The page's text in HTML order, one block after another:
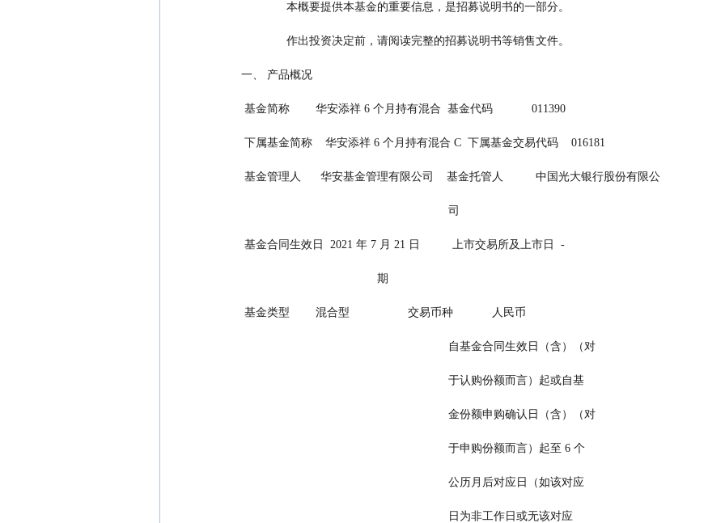
              本概要提供本基金的重要信息，是招募说明书的一部分。
              作出投资决定前，请阅读完整的招募说明书等销售文件。
一、 产品概况
基金简称        华安添祥 6 个月持有混合  基金代码            011390
下属基金简称    华安添祥 6 个月持有混合 C  下属基金交易代码    016181
基金管理人      华安基金管理有限公司    基金托管人          中国光大银行股份有限公
                                                                司
基金合同生效日  2021 年 7 月 21 日          上市交易所及上市日  -
                                          期
基金类型        混合型                  交易币种            人民币
                                                                自基金合同生效日（含）（对
                                                                于认购份额而言）起或自基
                                                                金份额申购确认日（含）（对
                                                                于申购份额而言）起至 6 个
                                                                公历月后对应日（如该对应
                                                                日为非工作日或无该对应